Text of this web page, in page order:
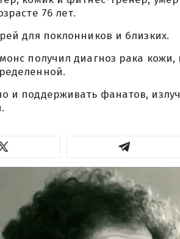
76 лет.
для поклонников и близких.
получил диагноз рака
и поддерживать фанатов,